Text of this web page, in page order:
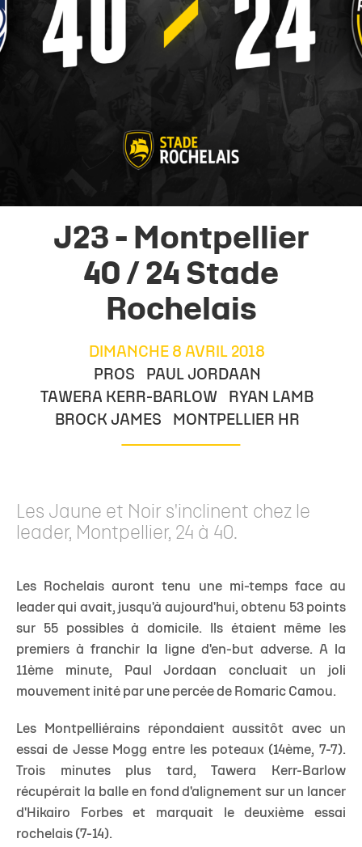
J23 - Montpellier
40 / 24 Stade
Rochelais
DIMANCHE 8 AVRIL 2018
PROS
PAUL JORDAAN
TAWERA KERR-BARLOW
RYAN LAMB
BROCK JAMES
MONTPELLIER HR
Les Jaune et Noir s'inclinent chez le
leader, Montpellier, 24 à 40.
Les Rochelais auront tenu une mi-temps face au
leader qui avait, jusqu'à aujourd'hui, obtenu 53 points
sur 55 possibles à domicile. Ils étaient même les
premiers à franchir la ligne d'en-but adverse. A la
11ème minute, Paul Jordaan concluait un joli
mouvement inité par une percée de Romaric Camou.
Les Montpelliérains répondaient aussitôt avec un
essai de Jesse Mogg entre les poteaux (14ème, 7-7).
Trois minutes plus tard, Tawera Kerr-Barlow
récupérait la balle en fond d'alignement sur un lancer
d'Hikairo Forbes et marquait le deuxième essai
rochelais (7-14).